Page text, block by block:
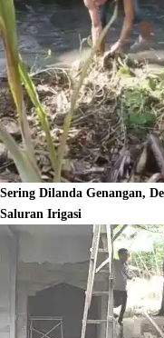
Sering Dilanda Genangan,
Saluran Irigasi